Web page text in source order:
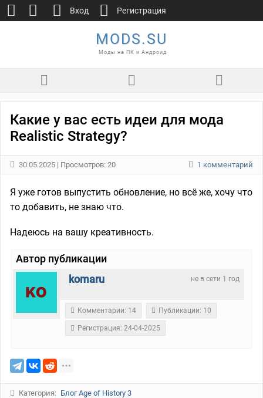
MODS.SU
Моды на ПК и Андроид
Какие у вас есть идеи для мода
Realistic Strategy?
30.05.2025 | Просмотров: 20 1 комментарий
Я уже готов выпустить обновление, но всё же, хочу что
то добавить, не знаю что.
Надеюсь на вашу креативность.
Автор публикации
не в сети 1 год
komaru
Комментарии: 14 Публикации: 10
Регистрация: 24-04-2025
Категория: Блог Age of History 3
Вход Регистрация